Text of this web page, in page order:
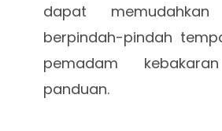
dapat
berpindah-pindah
pemadam
panduan.